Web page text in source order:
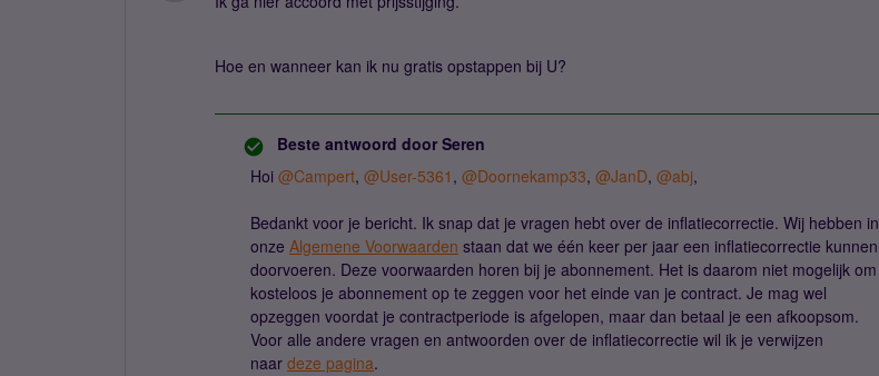
Hoe en wanneer kan ik nu gratis opstappen bij U?
Beste antwoord door Seren
Hoi @Campert, @User-5361 , @Doornekamp33, @JanD, @abj,
Bedankt voor je bericht. Ik snap dat je vragen hebt over de inflatiecorrectie. Wij hebben in
onze Algemene Voorwaarden staan dat we één keer per jaar een inflatiecorrectie kunnen
doorvoeren. Deze voorwaarden horen bij je abonnement. Het is daarom niet mogelijk om
kosteloos je abonnement op te zeggen voor het einde van je contract. Je mag wel
opzeggen voordat je contractperiode is afgelopen, maar dan betaal je een afkoopsom.
Voor alle andere vragen en antwoorden over de inflatiecorrectie wil ik je verwijzen
naar deze pagina.